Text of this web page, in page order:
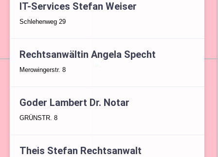
IT-Services Stefan Weiser
Schlehenweg 29
Rechtsanwältin Angela Specht
Merowingerstr. 8
Goder Lambert Dr. Notar
GRÜNSTR. 8
Theis Stefan Rechtsanwalt